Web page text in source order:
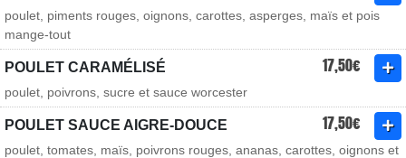
poulet, piments rouges, oignons, carottes, asperges, maïs et pois
mange-tout
POULET CARAMÉLISÉ 17,50€
poulet, poivrons, sucre et sauce worcester
POULET SAUCE AIGRE-DOUCE 17,50€
poulet, tomates, maïs, poivrons rouges, ananas, carottes, oignons et